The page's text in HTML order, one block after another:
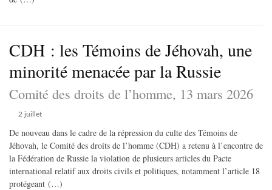
CDH : les Témoins de Jéhovah, une
minorité menacée par la Russie
Comité des droits de l’homme, 13 mars 2026
2 juillet
De nouveau dans le cadre de la répression du culte des Témoins de
Jéhovah, le Comité des droits de l’homme (CDH) a retenu à l’encontre de
la Fédération de Russie la violation de plusieurs articles du Pacte
international relatif aux droits civils et politiques, notamment l’article 18
protégeant (…)